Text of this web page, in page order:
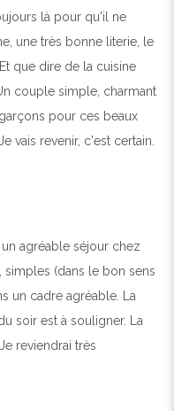
là pour qu'il ne
une très bonne literie, le
que dire de la cuisine
couple simple, charmant
pour ces beaux
vais revenir, c'est certain.
agréable séjour chez
simples (dans le bon sens
un cadre agréable. La
soir est à souligner. La
reviendrai très